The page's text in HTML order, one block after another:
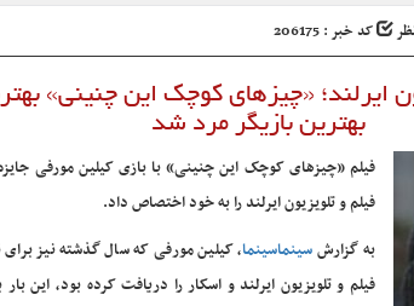
کد خبر : 206175
ایرلند؛ «چیزهای کوچک این چنینی»
بهترین بازیگر مرد شد
فیلم «چیزهای کوچک این چنینی» با بازی کیلین مورفی جایزه
فیلم و تلویزیون ایرلند را به خود اختصاص داد.
به گزارشسینماسینما، کیلین مورفی که سال گذشته نیز برای
فیلم و تلویزیون ایرلند و اسکار را دریافت کرده بود، این